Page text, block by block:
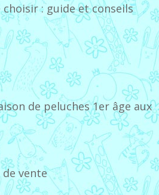
: guide et conseils
de peluches 1er âge aux
vente